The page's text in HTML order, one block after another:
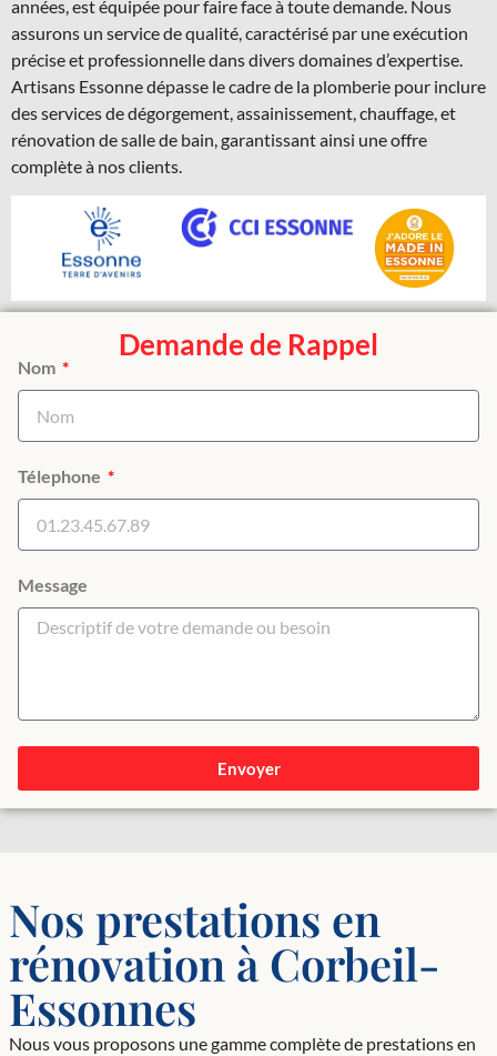
années, est équipée pour faire face à toute demande. Nous
assurons un service de qualité, caractérisé par une exécution
précise et professionnelle dans divers domaines d’expertise.
Artisans Essonne dépasse le cadre de la plomberie pour inclure
des services de dégorgement, assainissement, chauffage, et
rénovation de salle de bain, garantissant ainsi une offre
complète à nos clients.
Demande de Rappel
Nom
Télephone
Message
Envoyer
Nos prestations en
rénovation à Corbeil-
Essonnes
Nous vous proposons une gamme complète de prestations en